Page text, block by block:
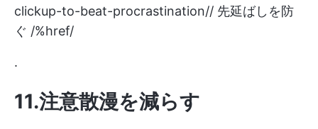
clickup-to-beat-procrastination// 先延ばしを防
ぐ /%href/
.
11.注意散漫を減らす